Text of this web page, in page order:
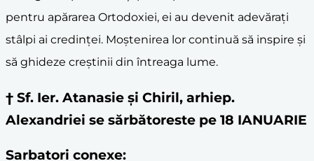
pentru apărarea Ortodoxiei, ei au devenit adevărați
stâlpi ai credinței. Moștenirea lor continuă să inspire și
să ghideze creștinii din întreaga lume.
† Sf. Ier. Atanasie și Chiril, arhiep.
Alexandriei se sărbătoreste pe 18 IANUARIE
Sarbatori conexe: